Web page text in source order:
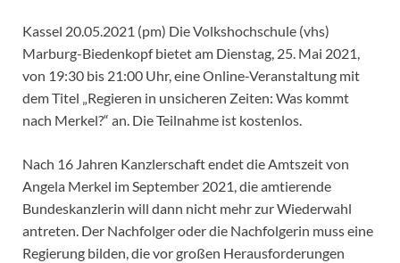
Kassel 20.05.2021 (pm) Die Volkshochschule (vhs)
Marburg-Biedenkopf bietet am Dienstag, 25. Mai 2021,
von 19:30 bis 21:00 Uhr, eine Online-Veranstaltung mit
dem Titel „Regieren in unsicheren Zeiten: Was kommt
nach Merkel?“ an. Die Teilnahme ist kostenlos.
Nach 16 Jahren Kanzlerschaft endet die Amtszeit von
Angela Merkel im September 2021, die amtierende
Bundeskanzlerin will dann nicht mehr zur Wiederwahl
antreten. Der Nachfolger oder die Nachfolgerin muss eine
Regierung bilden, die vor großen Herausforderungen